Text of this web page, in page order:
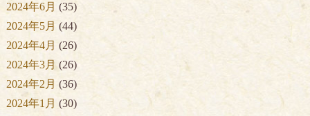
2024年6月 (35)
2024年5月 (44)
2024年4月 (26)
2024年3月 (26)
2024年2月 (36)
2024年1月 (30)